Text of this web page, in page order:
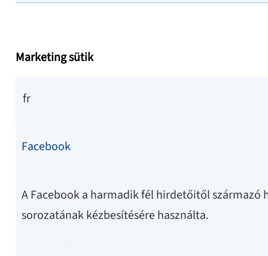
Marketing sütik
fr
Facebook
A Facebook a harmadik fél hirdetőitől származó
sorozatának kézbesítésére használta.